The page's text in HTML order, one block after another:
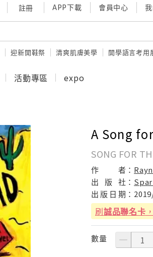
註冊 APP下載 會員中心
迎新開鞋祭 清爽肌膚美學 開學語言考用
活動專區 expo
A Song
SONG FOR
作 者：
出
版 社：
出 版 日 期：
刷誠品聯名卡
數量